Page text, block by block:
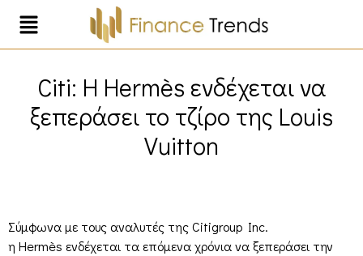
Citi: Η Hermès ενδέχεται να
ξεπεράσει το τζίρο της Louis
Vuitton
Σύμφωνα με τους αναλυτές της Citigroup Inc.
η Hermès ενδέχεται τα επόμενα χρόνια να ξεπεράσει την